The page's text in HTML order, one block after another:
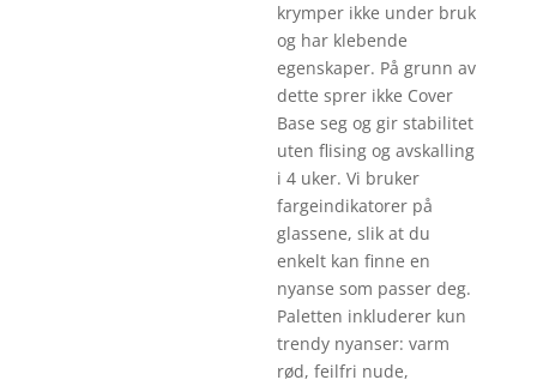
krymper ikke under bruk
og har klebende
egenskaper. På grunn av
dette sprer ikke Cover
Base seg og gir stabilitet
uten flising og avskalling
i 4 uker. Vi bruker
fargeindikatorer på
glassene, slik at du
enkelt kan finne en
nyanse som passer deg.
Paletten inkluderer kun
trendy nyanser: varm
rød, feilfri nude,